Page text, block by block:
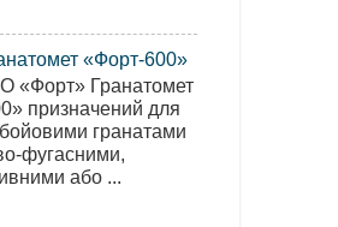
«Форт-600»
«Форт» Гранатомет
призначений для
бойовими гранатами
фугасними,
або ...